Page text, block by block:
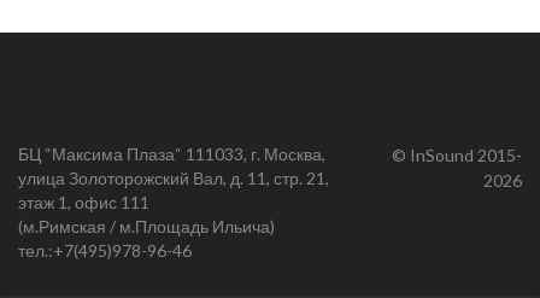
БЦ “Максима Плаза“ 111033, г. Москва,
улица Золоторожский Вал, д. 11, стр. 21,
этаж 1, офис 111
(м.Римская / м.Площадь Ильича)
тел.:+7(495)978-96-46
© InSound 2015-
2026